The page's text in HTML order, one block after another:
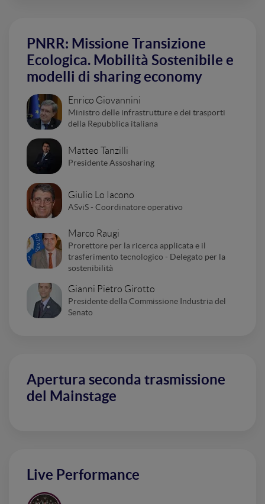
PNRR: Missione Transizione
Ecologica. Mobilità Sostenibile e
modelli di sharing economy
Enrico Giovannini
Ministro delle infrastrutture e dei trasporti
della Repubblica italiana
Matteo Tanzilli
Presidente Assosharing
Giulio Lo Iacono
ASviS - Coordinatore operativo
Marco Raugi
Prorettore per la ricerca applicata e il
trasferimento tecnologico - Delegato per la
sostenibilità
Gianni Pietro Girotto
Presidente della Commissione Industria del
Senato
Apertura seconda trasmissione
del Mainstage
Live Performance